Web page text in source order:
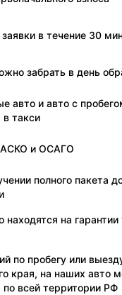
в течение 30
забрать в день
авто и авто с
в такси
и ОСАГО
полного пакета
находятся на
по пробегу или
края, на наших авто
по всей территории РФ